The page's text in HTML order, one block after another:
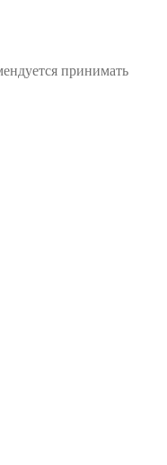
принимать